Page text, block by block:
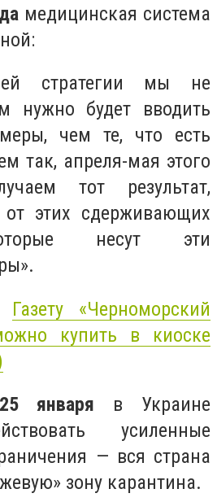
медицинская система
стратегии мы не
нужно будет вводить
чем те, что есть
так, апреля-мая этого
тот результат,
от этих сдерживающих
несут эти
Газету «Черноморский
купить в киоске
января в Украине
усиленные
— вся страна
зону карантина.